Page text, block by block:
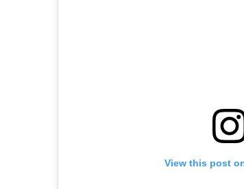
View this post